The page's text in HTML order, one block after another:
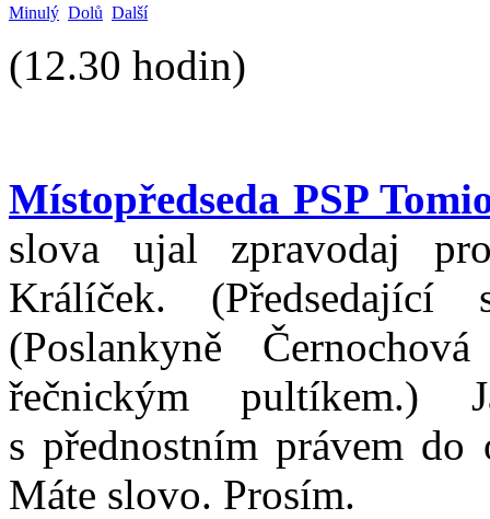
Minulý Dolů Další
(12.30 hodin)
Místopředseda PSP
slova ujal zpravodaj
Králíček.
(Poslankyně
řečnickým
s přednostním právem do
Máte slovo. Prosím.